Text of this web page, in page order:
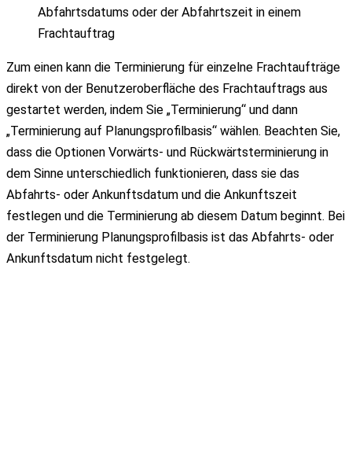
Abfahrtsdatums oder der Abfahrtszeit in einem
Frachtauftrag
Zum einen kann die Terminierung für einzelne Frachtaufträge
direkt von der Benutzeroberfläche des Frachtauftrags aus
gestartet werden, indem Sie „Terminierung“ und dann
„Terminierung auf Planungsprofilbasis“ wählen. Beachten Sie,
dass die Optionen Vorwärts- und Rückwärtsterminierung in
dem Sinne unterschiedlich funktionieren, dass sie das
Abfahrts- oder Ankunftsdatum und die Ankunftszeit
festlegen und die Terminierung ab diesem Datum beginnt. Bei
der Terminierung Planungsprofilbasis ist das Abfahrts- oder
Ankunftsdatum nicht festgelegt.